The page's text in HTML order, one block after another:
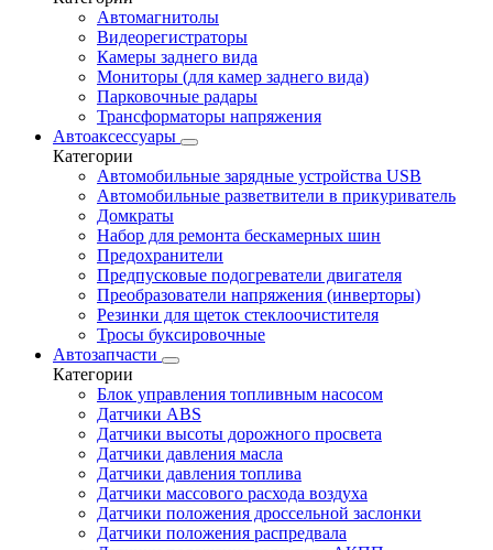
Автомагнитолы
Видеорегистраторы
Камеры заднего вида
Мониторы (для камер заднего вида)
Парковочные радары
Трансформаторы напряжения
Автоаксессуары
Категории
Автомобильные зарядные устройства USB
Автомобильные разветвители в прикуриватель
Домкраты
Набор для ремонта бескамерных шин
Предохранители
Предпусковые подогреватели двигателя
Преобразователи напряжения (инверторы)
Резинки для щеток стеклоочистителя
Тросы буксировочные
Автозапчасти
Категории
Блок управления топливным насосом
Датчики ABS
Датчики высоты дорожного просвета
Датчики давления масла
Датчики давления топлива
Датчики массового расхода воздуха
Датчики положения дроссельной заслонки
Датчики положения распредвала